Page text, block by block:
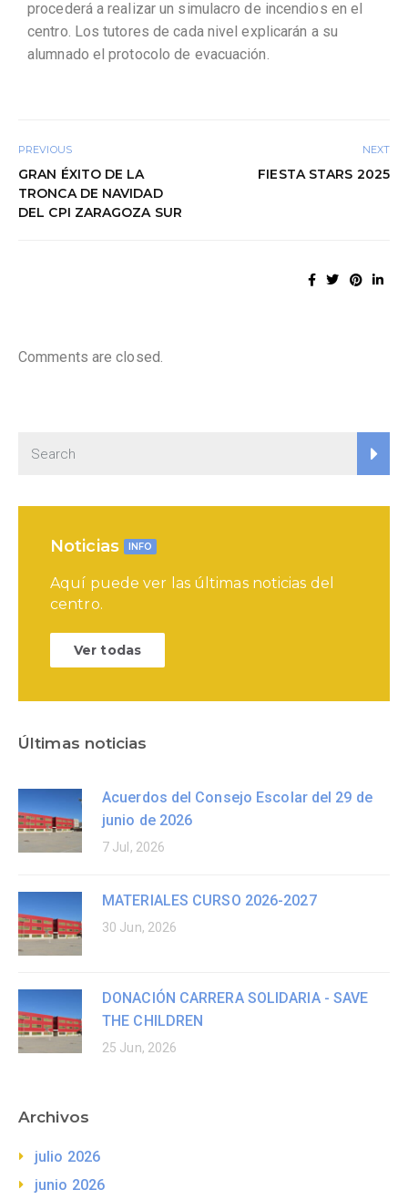
procederá a realizar un simulacro de incendios en el
centro. Los tutores de cada nivel explicarán a su
alumnado el protocolo de evacuación.
PREVIOUS
GRAN ÉXITO DE LA
TRONCA DE NAVIDAD
DEL CPI ZARAGOZA SUR
NEXT
FIESTA STARS 2025
Comments are closed.
Noticias INFO
Aquí puede ver las últimas noticias del
centro.
Ver todas
Últimas noticias
Acuerdos del Consejo Escolar del 29 de
junio de 2026
7 Jul, 2026
MATERIALES CURSO 2026-2027
30 Jun, 2026
DONACIÓN CARRERA SOLIDARIA - SAVE
THE CHILDREN
25 Jun, 2026
Archivos
julio 2026
junio 2026